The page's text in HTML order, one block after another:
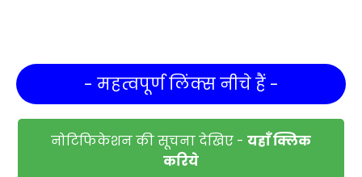
- महत्वपूर्ण लिंक्स नीचे हैं -
नोटिफिकेशन की सूचना देखिए - यहाँ क्लिक
करिये